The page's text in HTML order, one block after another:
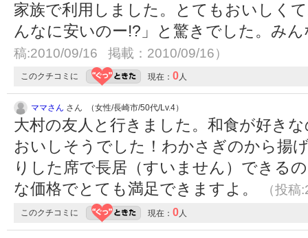
家族で利用しました。とてもおいしく
んなに安いのー!?」と驚きでした。み
稿:2010/09/16 掲載：2010/09/16）
このクチコミに 現在： 0人
ママさん さん （女性/長崎市/50代/Lv.4）
大村の友人と行きました。和食が好き
おいしそうでした！わかさぎのから揚
りした席で長居（すいません）できる
な価格でとても満足できますよ。
（投
このクチコミに 現在： 0人